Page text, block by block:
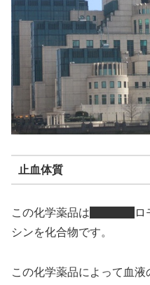
止血体質
この化学薬品は ロ
シンを化合物です。
この化学薬品によって血